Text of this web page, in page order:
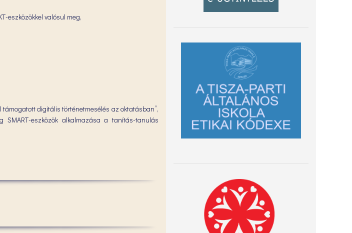
eszközökkel valósul meg,
digitális történetmesélés az oktatásban”,
SMART-eszközök alkalmazása a tanítás-tanulás